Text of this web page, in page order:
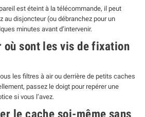
est éteint à la télécommande, il peut
au disjoncteur (ou débranchez pour un
minutes avant d’intervenir.
où sont les vis de fixation
les filtres à air ou derrière de petits caches
passez le doigt pour repérer une
si vous l’avez.
le cache soi-même sans